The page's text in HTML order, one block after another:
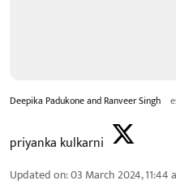
Deepika Padukone and Ranveer Singh
priyanka kulkarni
Updated on:03 March 2024, 11:44